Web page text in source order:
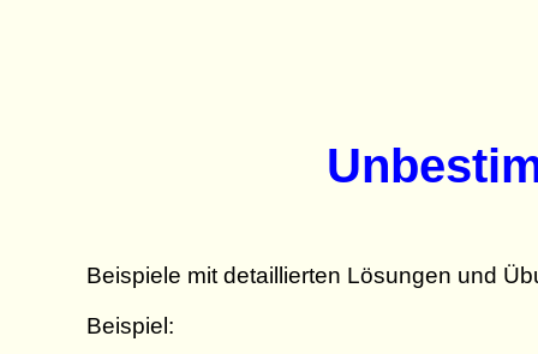
Beispiele mit detaillierten Lösungen und
Beispiel: